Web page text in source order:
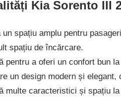
Kia Sorento III
un spațiu amplu pentru
spațiu de încărcare.
pentru a oferi un confort bun
un design modern și
multe caracteristici și spațiu